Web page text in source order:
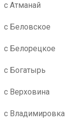
с Атманай
с Беловское
с Белорецкое
с Богатырь
с Верховина
с Владимировка